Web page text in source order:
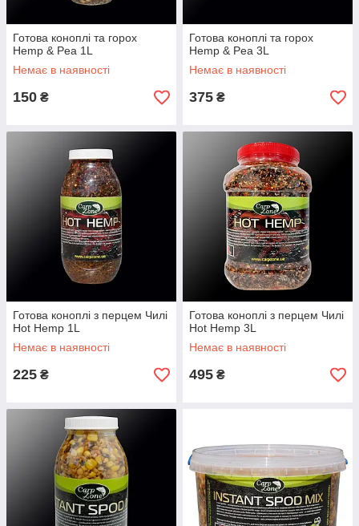
Готова коноплі та горох
Hemp & Pea 1L
Немає в наявності
150 ₴
Готова коноплі та горох
Hemp & Pea 3L
Немає в наявності
375 ₴
Готова коноплі з перцем Чилі
Hot Hemp 1L
Немає в наявності
225 ₴
Готова коноплі з перцем Чилі
Hot Hemp 3L
Немає в наявності
495 ₴